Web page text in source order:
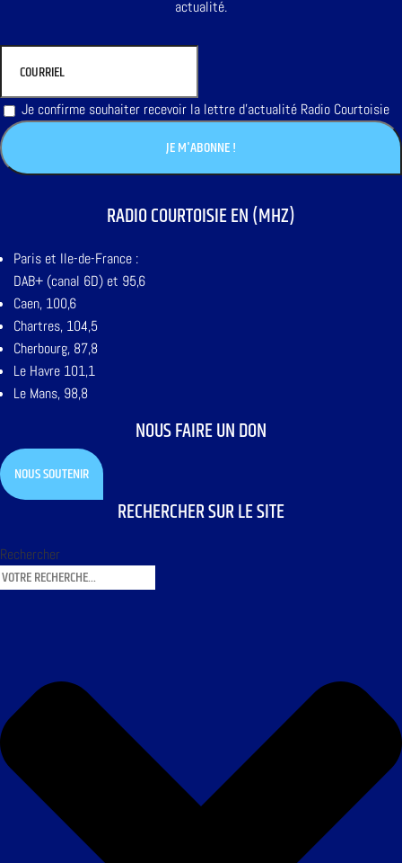
actualité.
Je confirme souhaiter recevoir la lettre d'actualité Radio Courtoisie
RADIO COURTOISIE EN (MHZ)
Paris et Ile-de-France :
DAB+ (canal 6D) et 95,6
Caen, 100,6
Chartres, 104,5
Cherbourg, 87,8
Le Havre 101,1
Le Mans, 98,8
NOUS FAIRE UN DON
NOUS SOUTENIR
RECHERCHER SUR LE SITE
Rechercher